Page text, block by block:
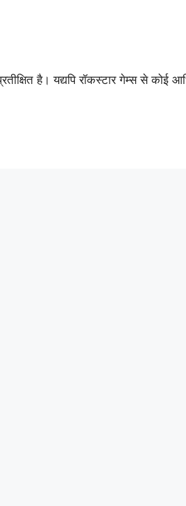
है। यद्यपि रॉकस्टार गेम्स से कोई